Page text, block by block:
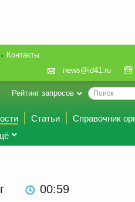
Контакты
news@id41.ru
Рейтинг запросов
Статьи
Справочник
г 00:59